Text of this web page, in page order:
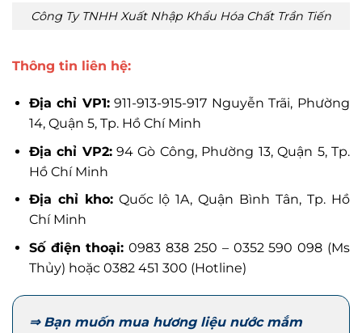
Công Ty TNHH Xuất Nhập Khẩu Hóa Chất Trần Tiến
Thông tin liên hệ:
Địa chỉ VP1:911-913-915-917 Nguyễn Trãi, Phường
14, Quận 5, Tp. Hồ Chí Minh
Địa chỉ VP2:94 Gò Công, Phường 13, Quận 5, Tp.
Hồ Chí Minh
Địa chỉ kho:Quốc lộ 1A, Quận Bình Tân, Tp. Hồ
Chí Minh
Số điện thoại: 0983 838 250 – 0352 590 098 (Ms
Thủy) hoặc 0382 451 300 (Hotline)
⇒ Bạn muốn mua hương liệu nước mắm